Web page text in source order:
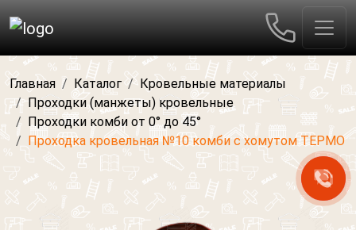
Главная Каталог
Кровельные материалы
Проходки (манжеты) кровельные
Проходки комби от 0° до 45°
Проходка кровельная №10 комби с хомутом ТЕРМО